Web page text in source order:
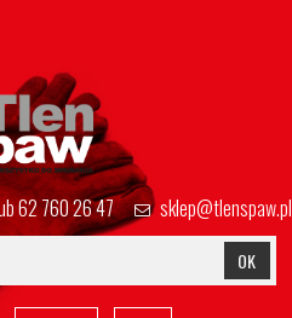
62 760 26 47 sklep@tlenspaw.pl
OK